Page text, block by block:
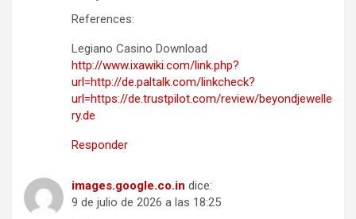
References:
Legiano Casino Download
http://www.ixawiki.com/link.php?
url=http://de.paltalk.com/linkcheck?
url=https://de.trustpilot.com/review/beyondjewelle
ry.de
Responder
images.google.co.in dice:
9 de julio de 2026 a las 18:25